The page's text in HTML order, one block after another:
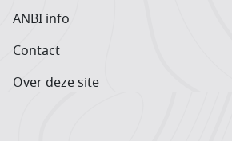
ANBI info
Contact
Over deze site